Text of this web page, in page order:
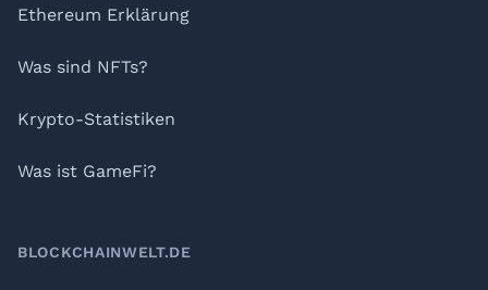
Ethereum Erklärung
Was sind NFTs?
Krypto-Statistiken
Was ist GameFi?
BLOCKCHAINWELT.DE